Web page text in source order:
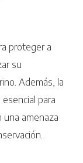
proteger a
su
Además, la
para
una amenaza